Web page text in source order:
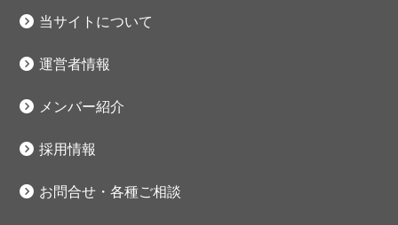
当サイトについて
運営者情報
メンバー紹介
採用情報
お問合せ・各種ご相談